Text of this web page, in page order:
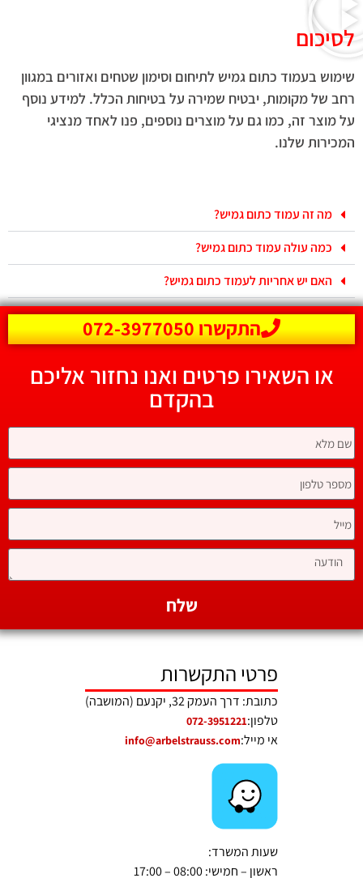
לסיכום
שימוש בעמוד כתום גמיש לתיחום וסימון שטחים ואזורים במגוון
רחב של מקומות, יבטיח שמירה על בטיחות הכלל. למידע נוסף
על מוצר זה, כמו גם על מוצרים נוספים, פנו לאחד מנציגי
המכירות שלנו.
מה זה עמוד כתום גמיש?
כמה עולה עמוד כתום גמיש?
האם יש אחריות לעמוד כתום גמיש?
התקשרו 072-3977050
או השאירו פרטים ואנו נחזור אליכם
בהקדם
שלח
פרטי התקשרות
כתובת: דרך העמק 32, יקנעם (המושבה)
טלפון:072-3951221
אי מייל:info@arbelstrauss.com
שעות המשרד:
ראשון – חמישי: 08:00 – 17:00